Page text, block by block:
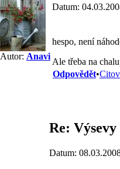
Autor: Anavi
Datum:
hespo, není
Ale třeba na
Odpovědět•
Re: Výsevy
Datum: